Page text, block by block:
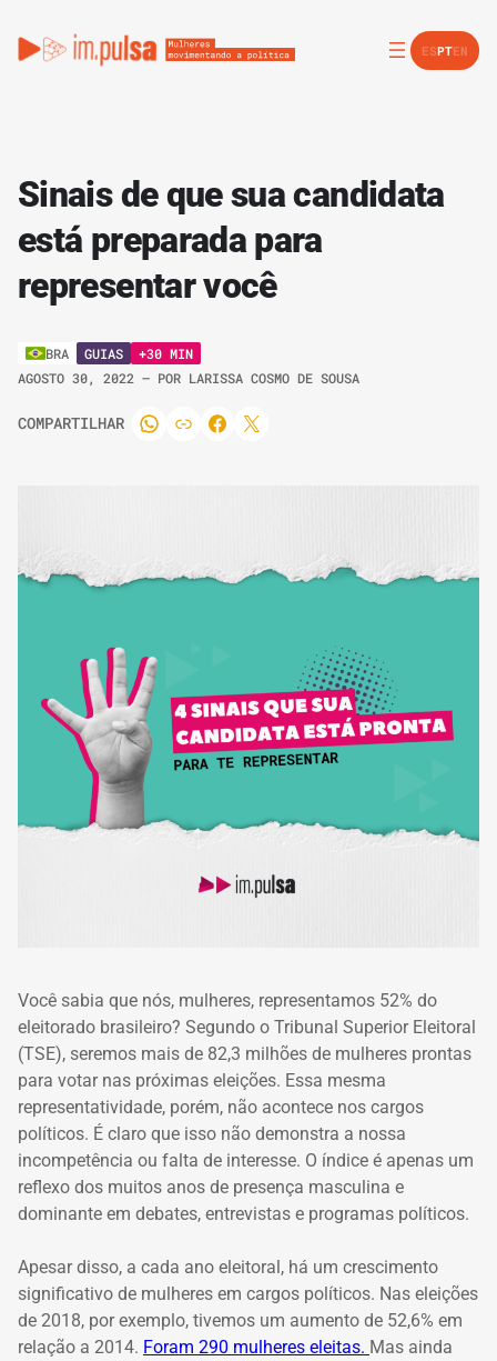
ESPTEN
Sinais de que sua candidata
está preparada para
representar você
BRA GUIAS
+30 MIN
AGOSTO 30, 2022 – POR LARISSA COSMO DE SOUSA
COMPARTILHAR
Você sabia que nós, mulheres, representamos 52% do
eleitorado brasileiro? Segundo o Tribunal Superior Eleitoral
(TSE), seremos mais de 82,3 milhões de mulheres prontas
para votar nas próximas eleições. Essa mesma
representatividade, porém, não acontece nos cargos
políticos. É claro que isso não demonstra a nossa
incompetência ou falta de interesse. O índice é apenas um
reflexo dos muitos anos de presença masculina e
dominante em debates, entrevistas e programas políticos.
Apesar disso, a cada ano eleitoral, há um crescimento
significativo de mulheres em cargos políticos. Nas eleições
de 2018, por exemplo, tivemos um aumento de 52,6% em
relação a 2014. Foram 290 mulheres eleitas. Mas ainda